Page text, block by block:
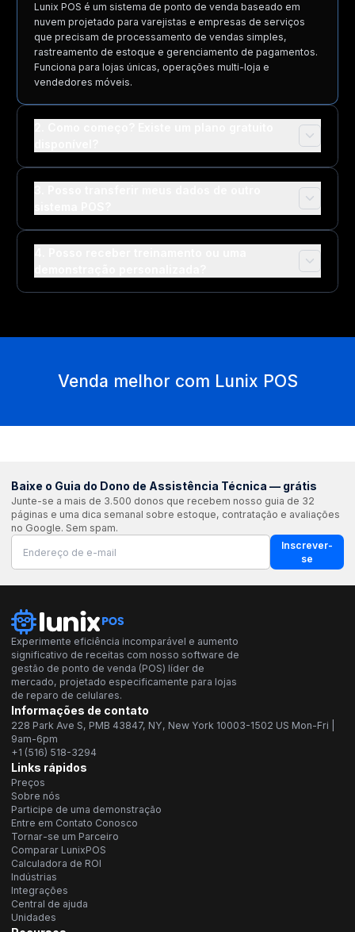
Lunix POS é um sistema de ponto de venda baseado em
nuvem projetado para varejistas e empresas de serviços
que precisam de processamento de vendas simples,
rastreamento de estoque e gerenciamento de pagamentos.
Funciona para lojas únicas, operações multi-loja e
vendedores móveis.
Venda melhor com Lunix POS
Baixe o Guia do Dono de Assistência Técnica — grátis
Junte-se a mais de 3.500 donos que recebem nosso guia de 32
páginas e uma dica semanal sobre estoque, contratação e avaliações
no Google. Sem spam.
Inscrever-
se
Experimente eficiência incomparável e aumento
significativo de receitas com nosso software de
gestão de ponto de venda (POS) líder de
mercado, projetado especificamente para lojas
de reparo de celulares.
Informações de contato
228 Park Ave S, PMB 43847, NY, New York 10003-1502 US Mon-Fri |
9am-6pm
+1 (516) 518-3294
Links rápidos
Preços
Sobre nós
Participe de uma demonstração
Entre em Contato Conosco
Tornar-se um Parceiro
Comparar LunixPOS
Calculadora de ROI
Indústrias
Integrações
Central de ajuda
Unidades